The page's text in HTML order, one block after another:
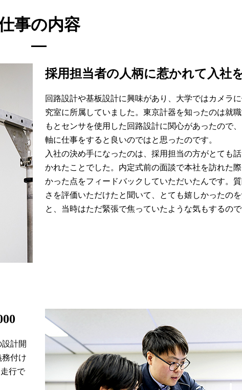
事の内容
採用担当者の人柄に惹かれて入社
回路設計や基板設計に興味があり、大学ではカメラ
究室に所属していました。東京計器を知ったのは就
もとセンサを使用した回路設計に関心があったので
軸に仕事をすると良いのではと思ったのです。
入社の決め手になったのは、採用担当の方がとても
かれたことでした。内定式前の面談で本社を訪れた
かった点をフィードバックしていただいたんです。
さを評価いただけたと聞いて、とても嬉しかったの
と、当時はただ緊張で焦っていたような気もするので
計開
付け
行で